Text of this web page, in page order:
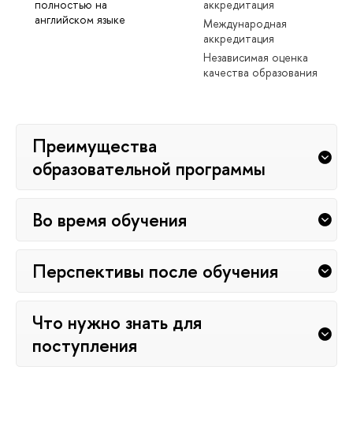
полностью на
английском языке
аккредитация
Международная
аккредитация
Независимая оценка
качества образования
Преимущества
образовательной программы
Во время обучения
Перспективы после обучения
Что нужно знать для
поступления